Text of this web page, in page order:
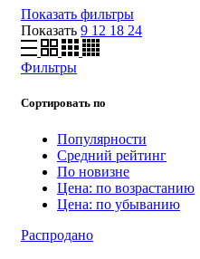
Показать фильтры
Показать 9 12 18 24
Фильтры
Сортировать по
Популярности
Средний рейтинг
По новизне
Цена: по возрастанию
Цена: по убыванию
Распродано